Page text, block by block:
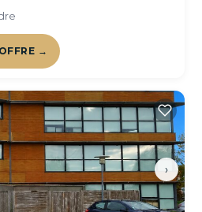
→
›